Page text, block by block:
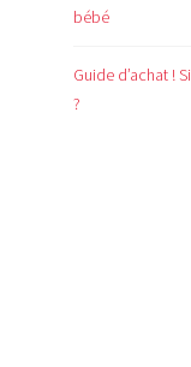
bébé
Guide d’achat !
?